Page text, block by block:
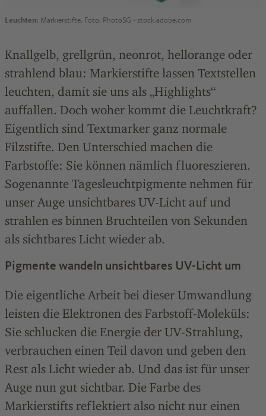
Leuchten: Markierstifte. Foto: PhotoSG - stock.adobe.com
Knallgelb, grellgrün, neonrot, hellorange oder
strahlend blau: Markierstifte lassen Textstellen
leuchten, damit sie uns als „Highlights“
auffallen. Doch woher kommt die Leuchtkraft?
Eigentlich sind Textmarker ganz normale
Filzstifte. Den Unterschied machen die
Farbstoffe: Sie können nämlich fluoreszieren.
Sogenannte Tagesleuchtpigmente nehmen für
unser Auge unsichtbares UV-Licht auf und
strahlen es binnen Bruchteilen von Sekunden
als sichtbares Licht wieder ab.
Pigmente wandeln unsichtbares UV-Licht um
Die eigentliche Arbeit bei dieser Umwandlung
leisten die Elektronen des Farbstoff-Moleküls:
Sie schlucken die Energie der UV-Strahlung,
verbrauchen einen Teil davon und geben den
Rest als Licht wieder ab. Und das ist für unser
Auge nun gut sichtbar. Die Farbe des
Markierstifts reflektiert also nicht nur einen